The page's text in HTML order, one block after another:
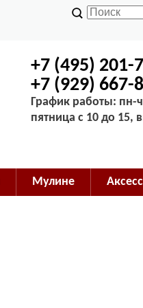
+7 (495) 201-
+7 (929) 667-
График работы: пн-
пятница с 10 до 15,
Мулине